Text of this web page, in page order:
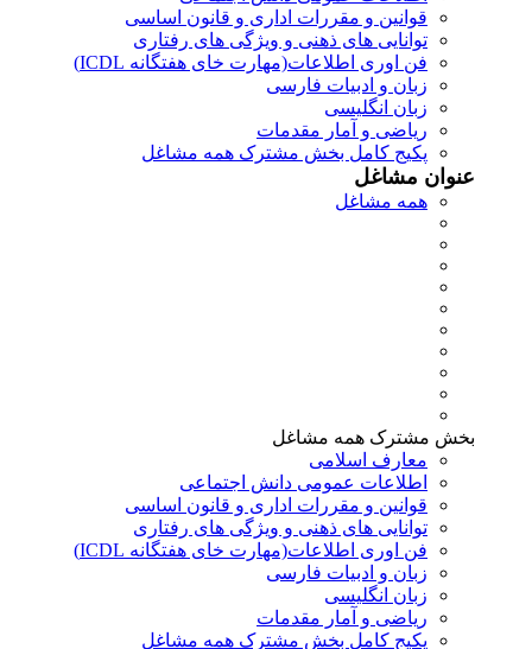
قوانین و مقررات اداری و قانون اساسی
توانایی های ذهنی و ویژگی های رفتاری
فن اوری اطلاعات(مهارت خای هفتگانه ICDL)
زبان و ادبیات فارسی
زبان انگلیسی
ریاضی و آمار مقدمات
پکیج کامل بخش مشترک همه مشاغل
عنوان مشاغل
همه مشاغل
بخش مشترک همه مشاغل
معارف اسلامی
اطلاعات عمومی دانش اجتماعی
قوانین و مقررات اداری و قانون اساسی
توانایی های ذهنی و ویژگی های رفتاری
فن اوری اطلاعات(مهارت خای هفتگانه ICDL)
زبان و ادبیات فارسی
زبان انگلیسی
ریاضی و آمار مقدمات
پکیج کامل بخش مشترک همه مشاغل